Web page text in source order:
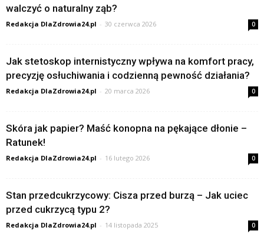
walczyć o naturalny ząb?
Redakcja DlaZdrowia24.pl - 30 czerwca 2026 0
Jak stetoskop internistyczny wpływa na komfort pracy,
precyzję osłuchiwania i codzienną pewność działania?
Redakcja DlaZdrowia24.pl - 20 marca 2026 0
Skóra jak papier? Maść konopna na pękające dłonie –
Ratunek!
Redakcja DlaZdrowia24.pl - 16 lutego 2026 0
Stan przedcukrzycowy: Cisza przed burzą – Jak uciec
przed cukrzycą typu 2?
Redakcja DlaZdrowia24.pl - 14 listopada 2025 0